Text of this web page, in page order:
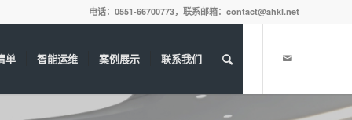
电话：0551-66700773，联系邮箱：contact@ahkl.net
单 智能运维 案例展示 联系我们